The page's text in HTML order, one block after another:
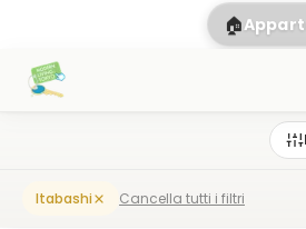
🏠
Itabashi Cancella tutti i filtri